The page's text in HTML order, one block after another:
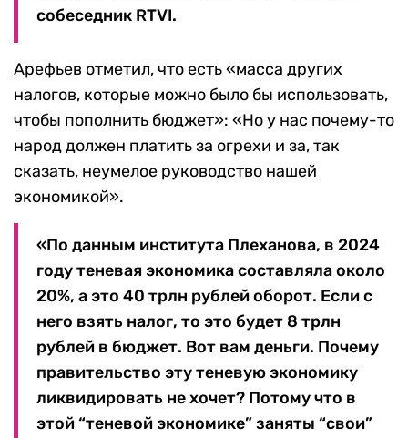
собеседник RTVI.
Арефьев отметил, что есть «масса других
налогов, которые можно было бы использовать,
чтобы пополнить бюджет»: «Но у нас почему-то
народ должен платить за огрехи и за, так
сказать, неумелое руководство нашей
экономикой».
«По данным института Плеханова, в 2024
году теневая экономика составляла около
20%, а это 40 трлн рублей оборот. Если с
него взять налог, то это будет 8 трлн
рублей в бюджет. Вот вам деньги. Почему
правительство эту теневую экономику
ликвидировать не хочет? Потому что в
этой “теневой экономике” заняты “свои”